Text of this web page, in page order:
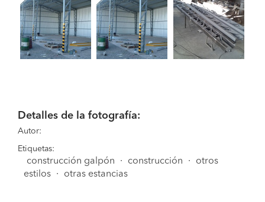
Detalles de la fotografía:
Autor:
Etiquetas:
construcción galpón · construcción ·
otros
estilos
· otras estancias